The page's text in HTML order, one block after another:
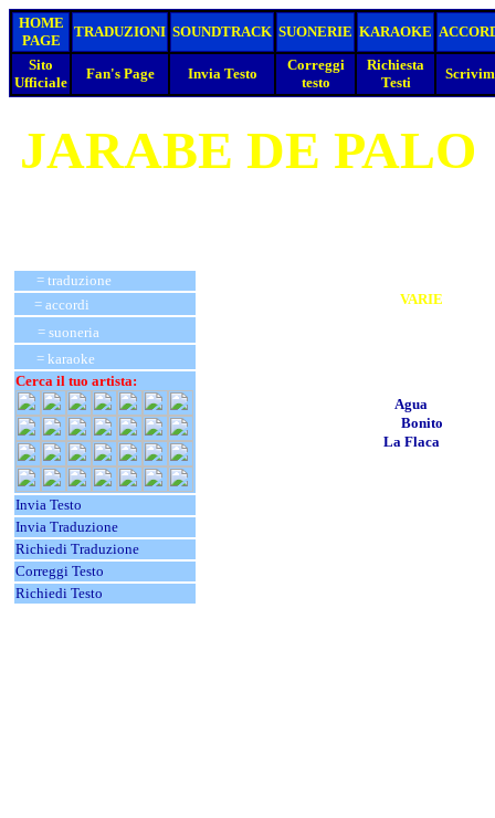
HOME
PAGE
TRADUZIONI SOUNDTRACK SUONERIE KARAOKE
Sito
Ufficiale
Fan's Page Invia Testo
Correggi
testo
Richiesta
Testi
JARABE DE PALO
= traduzione
= accordi
= suoneria
= karaoke
Cerca il tuo artista:
Invia Testo
Invia Traduzione
Richiedi Traduzione
Correggi Testo
Richiedi Testo
VARIE
Agua
Bonito
La Flaca